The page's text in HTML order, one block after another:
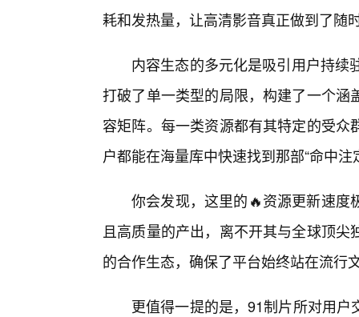
耗和发热量，让高清影音真正做到了随
内容生态的多元化是吸引用户持续
打破了单一类型的局限，构建了一个
容矩阵。每一类资源都有其特定的受
户都能在海量库中快速找到那部“命中注
你会发现，这里的🔥资源更新速度
且高质量的产出，离不开其与全球顶
的合作生态，确保了平台始终站在流行
更值得一提的是，91制片所对用